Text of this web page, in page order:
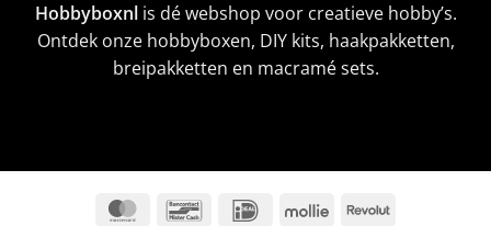
Hobbyboxnlis dé webshop voor creatieve hobby’s.
Ontdek onze hobbyboxen, DIY kits, haakpakketten,
breipakketten en macramé sets.
MasterCardBancontactIDeal Mollie Revolut